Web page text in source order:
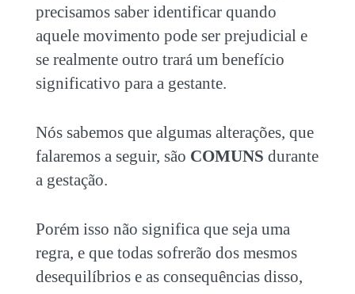
precisamos saber identificar quando
aquele movimento pode ser prejudicial e
se realmente outro trará um benefício
significativo para a gestante.
Nós sabemos que algumas alterações, que
falaremos a seguir, são COMUNS durante
a gestação.
Porém isso não significa que seja uma
regra, e que todas sofrerão dos mesmos
desequilíbrios e as consequências disso,